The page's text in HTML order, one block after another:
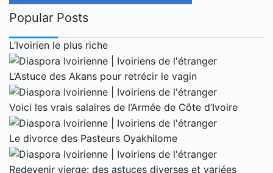
Popular Posts
L’Ivoirien le plus riche
L’Astuce des Akans pour retrécir le vagin
Voici les vrais salaires de l’Armée de Côte d’Ivoire
Le divorce des Pasteurs Oyakhilome
Redevenir vierge: des astuces diverses et variées